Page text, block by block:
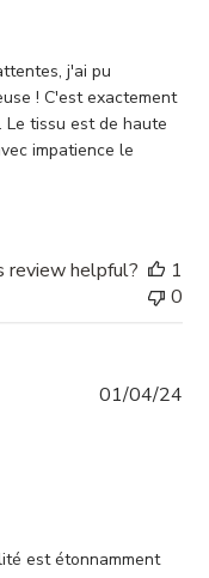
j'ai pu
! C'est exactement
Le tissu est de haute
impatience le
review helpful?
1
0
est étonnamment
01/04/24